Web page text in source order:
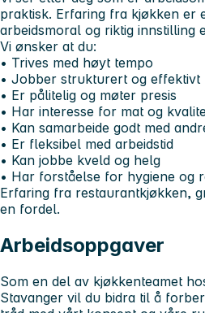
praktisk. Erfaring fra kjøkken er
arbeidsmoral og riktig innstilling
Vi ønsker at du:
• Trives med høyt tempo
• Jobber strukturert og effektivt
• Er pålitelig og møter presis
• Har interesse for mat og
• Kan samarbeide godt med
• Er fleksibel med arbeidstid
• Kan jobbe kveld og helg
• Har forståelse for hygiene og
Erfaring fra restaurantkjøkken,
en fordel.
Arbeidsoppgaver
Som en del av kjøkkenteamet
Stavanger vil du bidra til å